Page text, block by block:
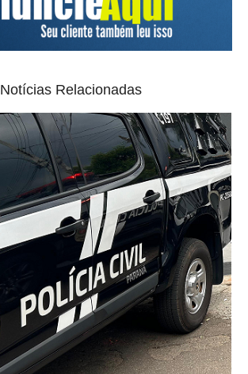
Notícias Relacionadas